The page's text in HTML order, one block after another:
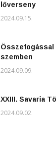
lőverseny
2024.09.15.
Összefogással
szemben
2024.09.09.
XXIII. Savaria
2024.09.02.